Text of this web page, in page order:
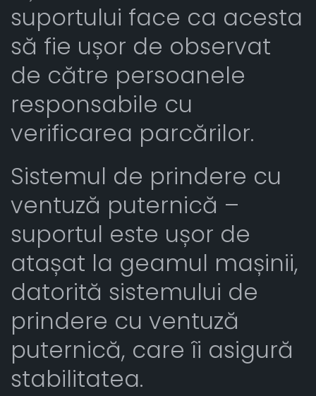
suportului face ca acesta
să fie ușor de observat
de către persoanele
responsabile cu
verificarea parcărilor.
Sistemul de prindere cu
ventuză puternică –
suportul este ușor de
atașat la geamul mașinii,
datorită sistemului de
prindere cu ventuză
puternică, care îi asigură
stabilitatea.